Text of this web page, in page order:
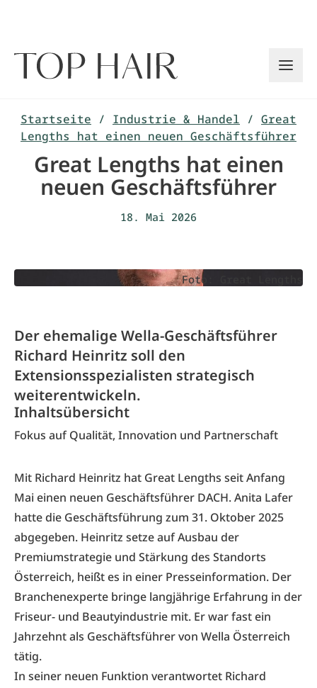
Startseite / Industrie & Handel / Great
Lengths hat einen neuen Geschäftsführer
Great Lengths hat einen
neuen Geschäftsführer
18. Mai 2026
Foto: Great Lengths
Der ehemalige Wella-Geschäftsführer
Richard Heinritz soll den
Extensionsspezialisten strategisch
weiterentwickeln.
Inhaltsübersicht
Fokus auf Qualität, Innovation und Partnerschaft
Mit Richard Heinritz hat Great Lengths seit Anfang
Mai einen neuen Geschäftsführer DACH.Anita Lafer
hatte die Geschäftsführung zum 31. Oktober 2025
abgegeben. Heinritz setze auf Ausbau der
Premiumstrategie und Stärkung des Standorts
Österreich, heißt es in einer Presseinformation. Der
Branchenexperte bringe langjährige Erfahrung in der
Friseur- und Beautyindustrie mit. Er war fast ein
Jahrzehnt als Geschäftsführer von Wella Österreich
tätig.
In seiner neuen Funktion verantwortet Richard